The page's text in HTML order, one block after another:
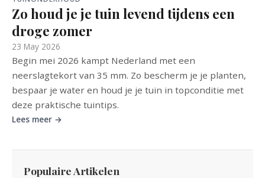
Zo houd je je tuin levend tijdens een
droge zomer
23 May 2026
Begin mei 2026 kampt Nederland met een
neerslagtekort van 35 mm. Zo bescherm je je planten,
bespaar je water en houd je je tuin in topconditie met
deze praktische tuintips.
Lees meer →
Populaire Artikelen